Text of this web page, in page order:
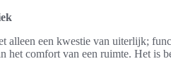
alleen een kwestie van uiterlijk;
het comfort van een ruimte. Het is